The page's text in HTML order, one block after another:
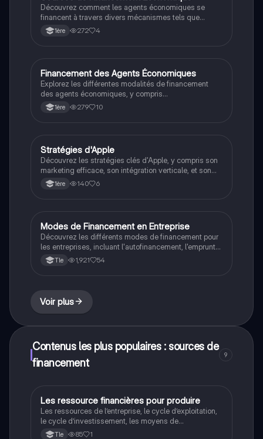
Découvrez comment les agents économiques se
financent à travers divers mécanismes tels que
l'autofinancement, les emprunts, et les
investissements. Ce résumé aborde les concepts clés
décisions économiques. Type: résumé.
1ère 272 4
STMG
Financement des Agents Économiques
Explorez les différentes modalités de financement
des agents économiques, y compris
l'autofinancement, le financement externe et les
besoins en capital à court et long terme. Ce résumé
et emprunteurs. Type de contenu : résumé
économique.
1ère 279 10
SES
Stratégies d'Apple
Découvrez les stratégies clés d'Apple, y compris son
marketing efficace, son intégration verticale, et son
écosystème fermé. Ce résumé explore également les
sources de financement, la diversification des
1ère 140 6
STMG
Modes de Financement en Entreprise
Découvrez les différents modes de financement pour
les entreprises, incluant l'autofinancement, l'emprunt
bancaire, l'augmentation de capital, et le financement
participatif. Cette fiche présente les avantages et
financement et les méthodes de remboursement des
emprunts. Type : résumé.
Tle 1,921 54
Voir plus
Contenus les plus populaires : sources de
financement
9
STMG
Les ressource financières pour produire
Les ressources de l’entreprise, le cycle d’exploitation,
le cycle d’investissement, les moyens de
financement…
Tle 85 1